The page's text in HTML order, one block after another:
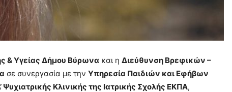
& Υγείας Δήμου Βύρωνα και η Διεύθυνση Βρεφικών –
σε συνεργασία με την Υπηρεσία Παιδιών και Εφήβων
Κλινικής της Ιατρικής Σχολής ΕΚΠΑ,